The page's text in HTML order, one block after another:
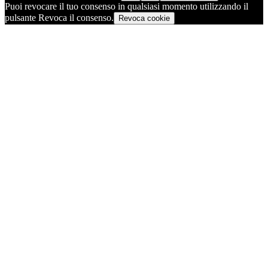
Puoi revocare il tuo consenso in qualsiasi momento utilizzando il
pulsante Revoca il consenso.
Revoca cookie